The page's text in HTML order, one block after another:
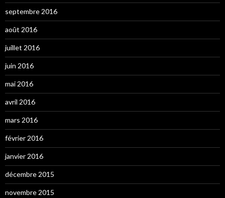
septembre 2016
août 2016
juillet 2016
juin 2016
mai 2016
avril 2016
mars 2016
février 2016
janvier 2016
décembre 2015
novembre 2015